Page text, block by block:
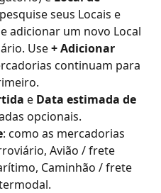
seus Locais e
adicionar um novo Local
Use + Adicionar
continuam para
e Data estimada de
opcionais.
: como as mercadorias
Avião / frete
Caminhão / frete